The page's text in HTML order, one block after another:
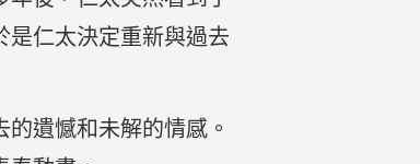
是仁太決定重新與過去
遺憾和未解的情感。